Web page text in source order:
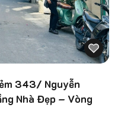
343/ Nguyễn
Nhà Đẹp – Vòng